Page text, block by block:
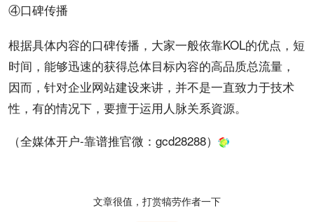
④口碑传播
根据具体内容的口碑传播，大家一般依靠KOL的优点，短
时间，能够迅速的获得总体目标內容的高品质总流量，
因而，针对企业网站建设来讲，并不是一直致力于技术
性，有的情况下，要擅于运用人脉关系資源。
（全媒体开户-靠谱推官微： gcd28288）
文章很值，打赏犒劳作者一下